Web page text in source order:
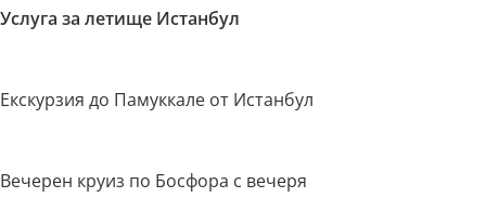
Услуга за летище Истанбул
Екскурзия до Памуккале от Истанбул
Вечерен круиз по Босфора с вечеря